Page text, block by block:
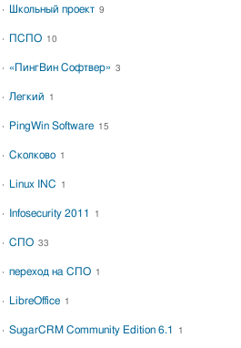
Школьный проект 9
ПСПО 10
«ПингВин Софтвер» 3
Легкий 1
PingWin Software 15
Сколково 1
Linux INC 1
Infosecurity 2011 1
СПО 33
переход на СПО 1
LibreOffice 1
SugarCRM Community Edition 6.1 1